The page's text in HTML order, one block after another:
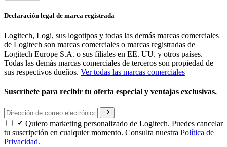
Declaración legal de marca registrada
Logitech, Logi, sus logotipos y todas las demás marcas comerciales
de Logitech son marcas comerciales o marcas registradas de
Logitech Europe S.A. o sus filiales en EE. UU. y otros países.
Todas las demás marcas comerciales de terceros son propiedad de
sus respectivos dueños. Ver todas las marcas comerciales
Suscríbete para recibir tu oferta especial y ventajas exclusivas.
Quiero marketing personalizado de Logitech. Puedes cancelar
tu suscripción en cualquier momento. Consulta nuestra Política de
Privacidad.